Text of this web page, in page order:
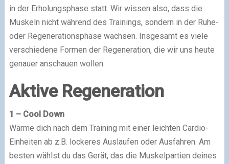
in der Erholungsphase statt. Wir wissen also, dass die
Muskeln nicht während des Trainings, sondern in der Ruhe-
oder Regenerationsphase wachsen. Insgesamt es viele
verschiedene Formen der Regeneration, die wir uns heute
genauer anschauen wollen.
Aktive Regeneration
1 – Cool Down
Wärme dich nach dem Training mit einer leichten Cardio-
Einheiten ab z.B. lockeres Auslaufen oder Ausfahren. Am
besten wählst du das Gerät, das die Muskelpartien deines